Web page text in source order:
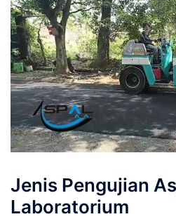
Jenis Pengujian
Laboratorium